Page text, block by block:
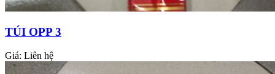
TÚI OPP 3
Giá: Liên hệ